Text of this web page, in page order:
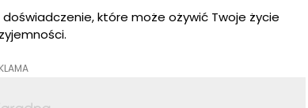
które może ożywić Twoje życie